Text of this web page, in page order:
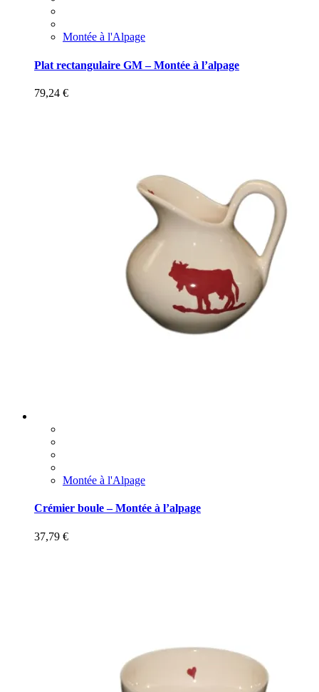
Montée à l'Alpage
Plat rectangulaire GM – Montée à l’alpage
79,24 €
Montée à l'Alpage
Crémier boule – Montée à l’alpage
37,79 €